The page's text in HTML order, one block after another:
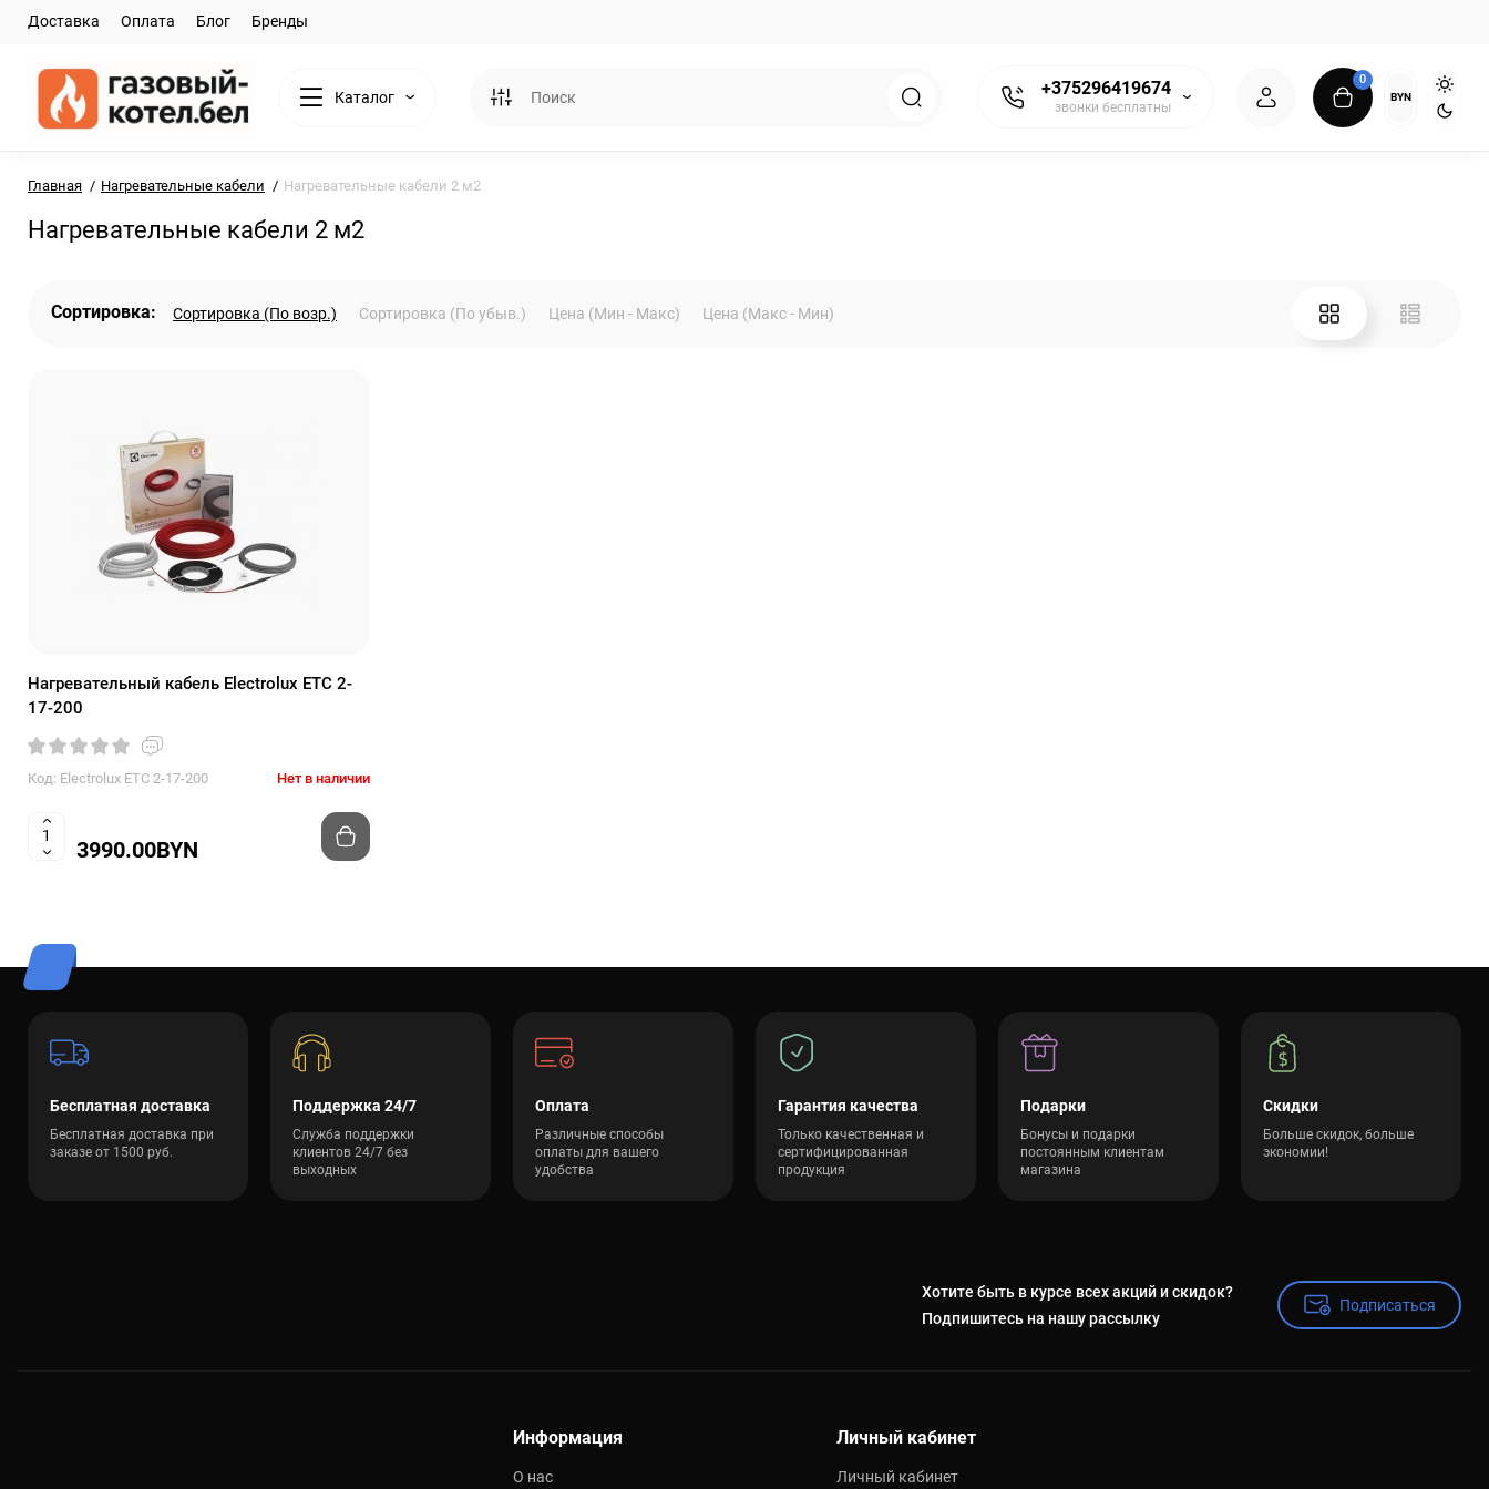
Доставка Оплата Блог Бренды
Каталог +375296419674
звонки бесплатны
0
BYN
Главная Нагревательные кабели Нагревательные кабели 2 м2
Нагревательные кабели 2 м2
Сортировка: Сортировка (По возр.) Сортировка (По убыв.) Цена (Мин - Макс) Цена (Макс - Мин)
Нагревательный кабель Electrolux ETC 2-
17-200
Код: Electrolux ETC 2-17-200 Нет в наличии
3990.00BYN
Бесплатная доставка
Бесплатная доставка при
заказе от 1500 руб.
Поддержка 24/7
Служба поддержки
клиентов 24/7 без
выходных
Оплата
Различные способы
оплаты для вашего
удобства
Гарантия качества
Только качественная и
сертифицированная
продукция
Подарки
Бонусы и подарки
постоянным клиентам
магазина
Скидки
Больше скидок, больше
экономии!
Хотите быть в курсе всех акций и скидок?
Подпишитесь на нашу рассылку
Подписаться
Подписаться
Информация
О нас
Личный кабинет
Личный кабинет